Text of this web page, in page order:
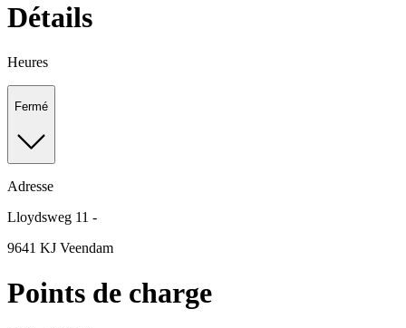
Détails
Heures
Fermé
Adresse
Lloydsweg 11 -
9641 KJ Veendam
Points de charge